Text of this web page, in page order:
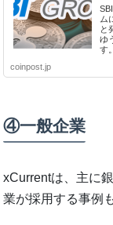
ム
と
ゆ
す。
coinpost.jp
④一般企業
xCurrentは、主に
業が採用する事例